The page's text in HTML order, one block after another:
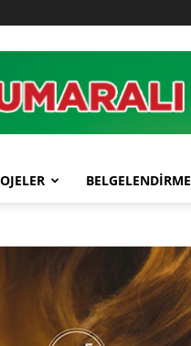
BELGELENDİRME